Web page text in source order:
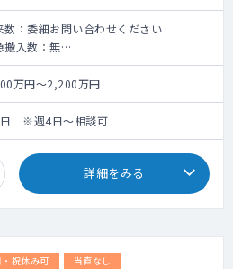
数：委細お問い合わせください
搬入数：無
門に合わせて外来診察をご担当いただき
のご相談をさせていただく場合がござい
鏡検査が可能な方、歓迎いたします。
万円～2,200万円
※週4日～相談可
詳細をみる
祝休み可
当直なし